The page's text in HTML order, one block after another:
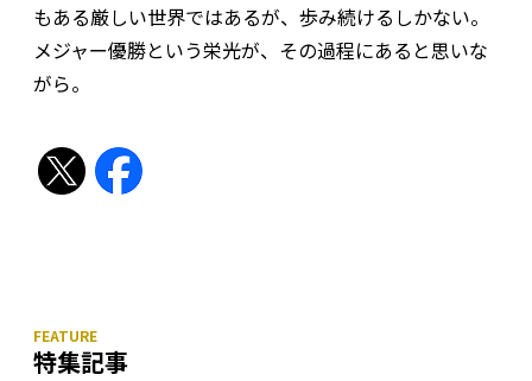
もある厳しい世界ではあるが、歩み続けるしかない。
メジャー優勝という栄光が、その過程にあると思いな
がら。
特集記事